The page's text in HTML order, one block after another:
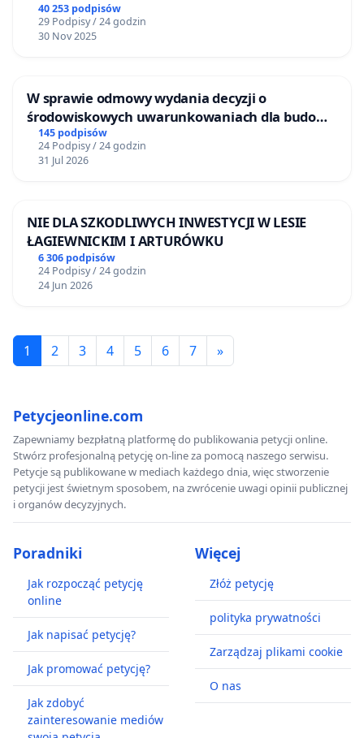
40 253 podpisów
29 Podpisy / 24 godzin
30 Nov 2025
W sprawie odmowy wydania decyzji o
środowiskowych uwarunkowaniach dla budowy
zakładu wytwarzania biometanu „Krynki” w
Ostrowiu Południowym oraz ochrony
mieszkańców i Puszczy Knyszyńskiej
145 podpisów
24 Podpisy / 24 godzin
31 Jul 2026
NIE DLA SZKODLIWYCH INWESTYCJI W LESIE
ŁAGIEWNICKIM I ARTURÓWKU
6 306 podpisów
24 Podpisy / 24 godzin
24 Jun 2026
1 2 3 4 5 6 7 »
Petycjeonline.com
Zapewniamy bezpłatną platformę do publikowania petycji online.
Stwórz profesjonalną petycję on-line za pomocą naszego serwisu.
Petycje są publikowane w mediach każdego dnia, więc stworzenie
petycji jest świetnym sposobem, na zwrócenie uwagi opinii publicznej
i organów decyzyjnych.
Poradniki
Jak rozpocząć petycję
online
Jak napisać petycję?
Jak promować petycję?
Jak zdobyć
zainteresowanie mediów
Więcej
Złóż petycję
polityka prywatności
Zarządzaj plikami cookie
O nas